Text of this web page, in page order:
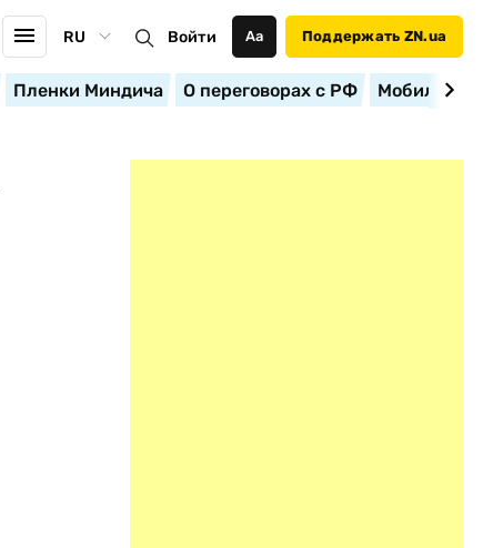
RU Войти Аа Поддержать ZN.ua
Пленки Миндича О переговорах с РФ